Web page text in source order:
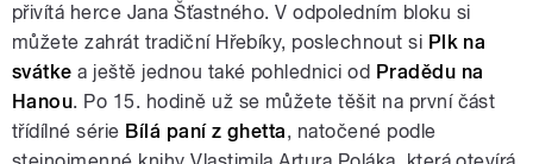
přivítá herce Jana Šťastného. V odpoledním bloku si
můžete zahrát tradiční Hřebíky, poslechnout si Plk na
svátke a ještě jednou také pohlednici od Pradědu na
Hanou. Po 15. hodině už se můžete těšit na první část
třídílné série Bílá paní z ghetta, natočené podle